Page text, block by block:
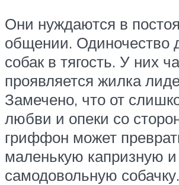
Они нуждаются в
общении. Одиночество
собак в тягость. У них
проявляется жилка
Замечено, что от
любви и опеки со
гриффон может
маленькую капризную и
самодовольную собачку.